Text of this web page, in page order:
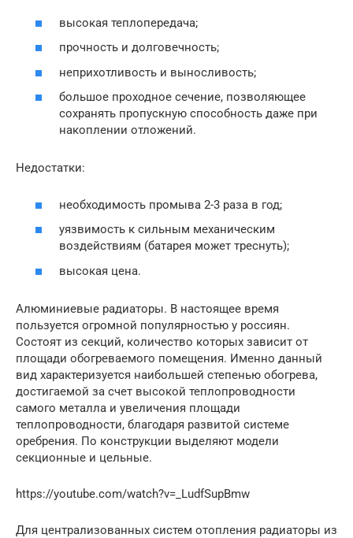
высокая теплопередача;
прочность и долговечность;
неприхотливость и выносливость;
большое проходное сечение, позволяющее
сохранять пропускную способность даже при
накоплении отложений.
Недостатки:
необходимость промыва 2-3 раза в год;
уязвимость к сильным механическим
воздействиям (батарея может треснуть);
высокая цена.
Алюминиевые радиаторы. В настоящее время
пользуется огромной популярностью у россиян.
Состоят из секций, количество которых зависит от
площади обогреваемого помещения. Именно данный
вид характеризуется наибольшей степенью обогрева,
достигаемой за счет высокой теплопроводности
самого металла и увеличения площади
теплопроводности, благодаря развитой системе
оребрения. По конструкции выделяют модели
секционные и цельные.
https://youtube.com/watch?v=_LudfSupBmw
Для централизованных систем отопления радиаторы из